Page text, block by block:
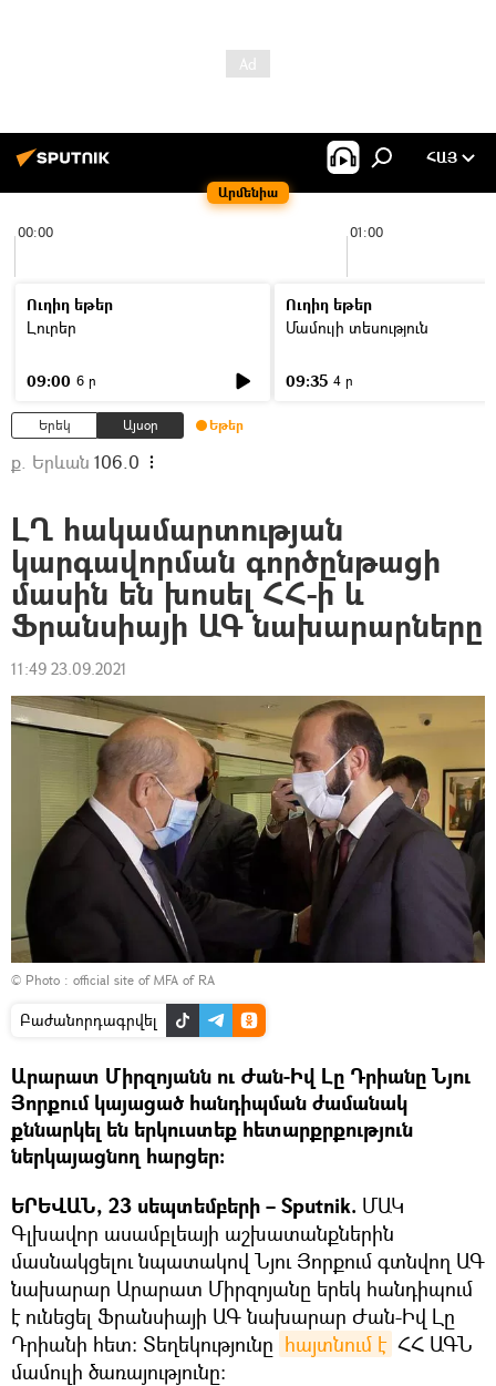
Արմենիա
ՀԱՅ
00:00 01:00
Ուղիղ եթեր
Լուրեր
09:00 6 ր
Ուղիղ եթեր
Մամուլի տեսություն
09:35 4 ր
Երեկ Այսօր Եթեր
ք. Երևան 106.0
ԼՂ հակամարտության
կարգավորման գործընթացի
մասին են խոսել ՀՀ-ի և
Ֆրանսիայի ԱԳ նախարարները
11:49 23.09.2021
© Photo : official site of MFA of RA
Բաժանորդագրվել
Արարատ Միրզոյանն ու Ժան-Իվ Լը Դրիանը Նյու
Յորքում կայացած հանդիպման ժամանակ
քննարկել են երկուստեք հետարքրքություն
ներկայացնող հարցեր։
ԵՐԵՎԱՆ, 23 սեպտեմբերի – Sputnik. ՄԱԿ
Գլխավոր ասամբլեայի աշխատանքներին
մասնակցելու նպատակով Նյու Յորքում գտնվող ԱԳ
նախարար Արարատ Միրզոյանը երեկ հանդիպում
է ունեցել Ֆրանսիայի ԱԳ նախարար Ժան-Իվ Լը
Դրիանի հետ։ Տեղեկությունը հայտնում է ՀՀ ԱԳՆ
մամուլի ծառայությունը։